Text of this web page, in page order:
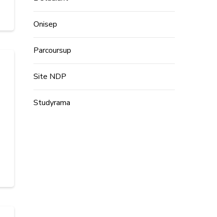
Onisep
Parcoursup
Site NDP
Studyrama